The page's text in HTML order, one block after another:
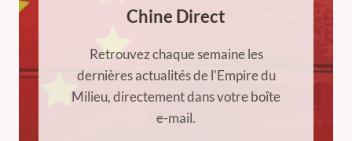
Chine Direct
Retrouvez chaque semaine les
dernières actualités de l'Empire du
Milieu, directement dans votre boîte
e-mail.